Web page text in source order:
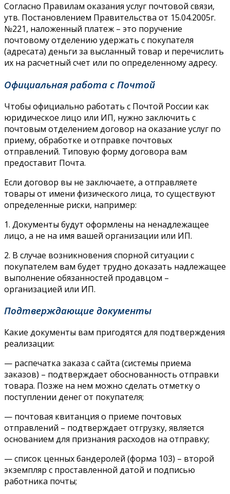
Согласно Правилам оказания услуг почтовой связи,
утв. Постановлением Правительства от 15.04.2005г.
№221, наложенный платеж – это поручение
почтовому отделению удержать с покупателя
(адресата) деньги за высланный товар и перечислить
их на расчетный счет или по определенному адресу.
Официальная работа с Почтой
Чтобы официально работать с Почтой России как
юридическое лицо или ИП, нужно заключить с
почтовым отделением договор на оказание услуг по
приему, обработке и отправке почтовых
отправлений. Типовую форму договора вам
предоставит Почта.
Если договор вы не заключаете, а отправляете
товары от имени физического лица, то существуют
определенные риски, например:
1. Документы будут оформлены на ненадлежащее
лицо, а не на имя вашей организации или ИП.
2. В случае возникновения спорной ситуации с
покупателем вам будет трудно доказать надлежащее
выполнение обязанностей продавцом –
организацией или ИП.
Подтверждающие документы
Какие документы вам пригодятся для подтверждения
реализации:
— распечатка заказа с сайта (системы приема
заказов) – подтверждает обоснованность отправки
товара. Позже на нем можно сделать отметку о
поступлении денег от покупателя;
— почтовая квитанция о приеме почтовых
отправлений – подтверждает отгрузку, является
основанием для признания расходов на отправку;
— список ценных бандеролей (форма 103) – второй
экземпляр с проставленной датой и подписью
работника почты;